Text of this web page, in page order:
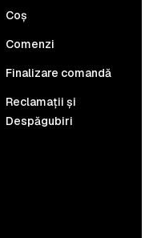
Coș
Comenzi
Finalizare comandă
Reclamații și
Despăgubiri